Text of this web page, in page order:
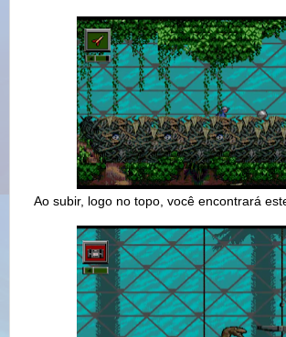
Ao subir, logo no topo, você encontrará